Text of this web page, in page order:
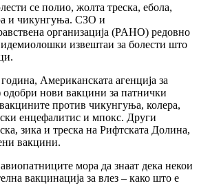
се полио, жолта треска, ебола
и чикунгуња. СЗО и
организација (PAHO) редовно
извештаи за болести што
Американската агенција за
нови вакцини за патнички
против чикунгуња, колера
енцефалитис и мпокс. Други
, зика и треска на Рифтската Долина,
вакцини.
мора да знаат дека некои